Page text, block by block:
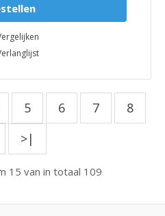
5 6 7
8
>|
15 van in totaal 109